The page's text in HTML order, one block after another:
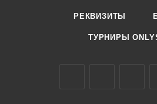
РЕКВИЗИТЫ
ТУРНИРЫ